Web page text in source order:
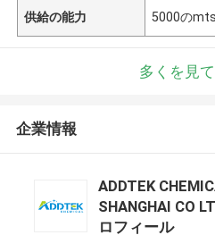
供給の能力 5000のmts
多くを見
企業情報
ADDTEK
SHANGHAI CO
ロフィール